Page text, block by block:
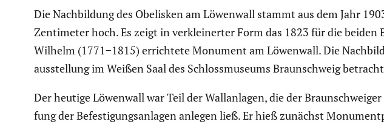
Die Nachbil­dung des Obelisken am Löwenwall stammt aus dem Jahr
Zenti­meter hoch. Es zeigt in verklei­nerter Form das 1823 für die
Wilhelm (1771−1815) errich­tete Monument am Löwenwall. Die
aus­stel­lung im Weißen Saal des Schloss­mu­seums Braun­schweig
Der heutige Löwenwall war Teil der Wallan­lagen, die der
fung der Befes­ti­gungs­an­lagen anlegen ließ. Er hieß zunächst